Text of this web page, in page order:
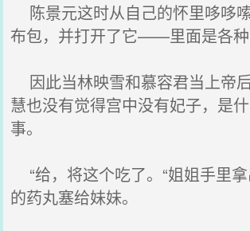
陈景元这时从自己的怀里哆哆
布包，并打开了它——里面是各种
因此当林映雪和慕容君当上帝
慧也没有觉得宫中没有妃子，是
事。
“给，将这个吃了。“姐姐手里
的药丸塞给妹妹。